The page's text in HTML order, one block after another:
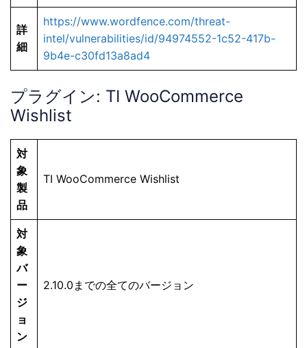
詳
細
https://www.wordfence.com/threat-
intel/vulnerabilities/id/94974552-1c52-417b-
9b4e-c30fd13a8ad4
プラグイン: TI WooCommerce
Wishlist
対
象
製
品
TI WooCommerce Wishlist
対
象
バ
ー
ジ
ョ
ン
2.10.0までの全てのバージョン